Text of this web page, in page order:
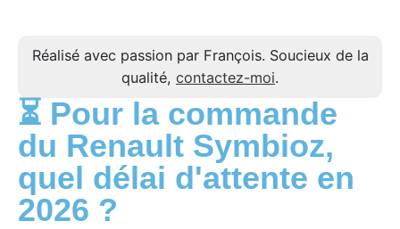
Réalisé avec passion par François. Soucieux de la
qualité, contactez-moi.
⏳ Pour la commande
du Renault Symbioz,
quel délai d'attente en
2026 ?